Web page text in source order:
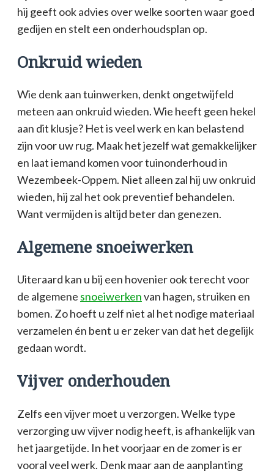
hij geeft ook advies over welke soorten waar goed
gedijen en stelt een onderhoudsplan op.
Onkruid wieden
Wie denk aan tuinwerken, denkt ongetwijfeld
meteen aan onkruid wieden. Wie heeft geen hekel
aan dit klusje? Het is veel werk en kan belastend
zijn voor uw rug. Maak het jezelf wat gemakkelijker
en laat iemand komen voor tuinonderhoud in
Wezembeek-Oppem. Niet alleen zal hij uw onkruid
wieden, hij zal het ook preventief behandelen.
Want vermijden is altijd beter dan genezen.
Algemene snoeiwerken
Uiteraard kan u bij een hovenier ook terecht voor
de algemene snoeiwerkenvan hagen, struiken en
bomen. Zo hoeft u zelf niet al het nodige materiaal
verzamelen én bent u er zeker van dat het degelijk
gedaan wordt.
Vijver onderhouden
Zelfs een vijver moet u verzorgen. Welke type
verzorging uw vijver nodig heeft, is afhankelijk van
het jaargetijde. In het voorjaar en de zomer is er
vooral veel werk. Denk maar aan de aanplanting